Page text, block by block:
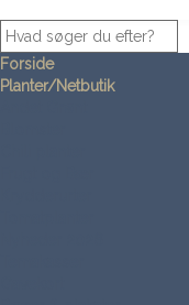
Forside
Planter/Netbutik